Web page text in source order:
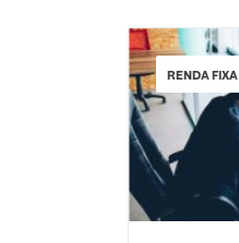
RENDA FIXA